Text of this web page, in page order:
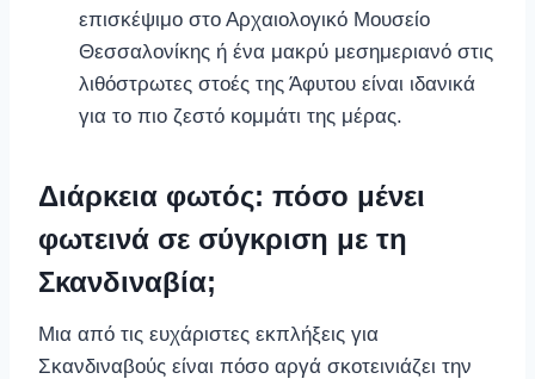
επισκέψιμο στο Αρχαιολογικό Μουσείο
Θεσσαλονίκης ή ένα μακρύ μεσημεριανό στις
λιθόστρωτες στοές της Άφυτου είναι ιδανικά
για το πιο ζεστό κομμάτι της μέρας.
Διάρκεια φωτός: πόσο μένει
φωτεινά σε σύγκριση με τη
Σκανδιναβία;
Μια από τις ευχάριστες εκπλήξεις για
Σκανδιναβούς είναι πόσο αργά σκοτεινιάζει την